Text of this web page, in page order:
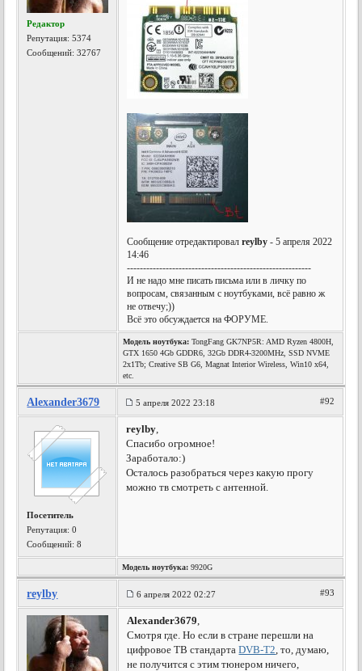
Редактор
Репутация:5374
Сообщений: 32767
Сообщение отредактировалreylby - 5 апреля 2022
14:46
---------------------------------------------------------
И не надо мне писать письма или в личку по
вопросам, связанным с ноутбуками, всё равно ж
не отвечу;))
Всё это обсуждается на ФОРУМЕ.
Модель ноутбука: TongFang GK7NP5R: AMD Ryzen 4800H,
GTX 1650 4Gb GDDR6, 32Gb DDR4-3200MHz, SSD NVME
2x1Tb; Creative SB G6, Magnat Interior Wireless, Win10 x64,
etc.
Alexander3679 5 апреля 2022 23:18 #92
Посетитель
Репутация:0
Сообщений: 8
reylby,
Спасибо огромное!
Заработало:)
Осталось разобраться через какую прогу
можно тв смотреть с антенной.
Модель ноутбука: 9920G
reylby 6 апреля 2022 02:27 #93
Alexander3679,
Смотря где. Но если в стране перешли на
цифровое ТВ стандартаDVB-T2, то, думаю,
не получится с этим тюнером ничего,